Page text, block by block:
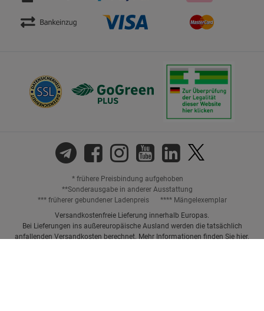
* frühere Preisbindung aufgehoben
**Sonderausgabe in anderer Ausstattung
*** früherer gebundener Ladenpreis
**** Mängelexemplar
Versandkostenfreie Lieferung innerhalb Europas.
Bei Lieferungen ins außereuropäische Ausland werden die tatsächlich
anfallenden Versandkosten berechnet. Mehr Informationen finden Sie hier.